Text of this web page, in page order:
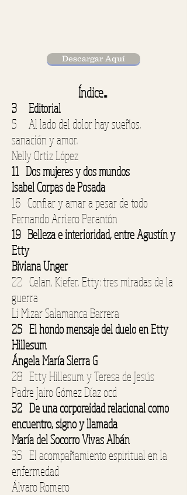
Descargar Aquí
Índice...
3 Editorial
5 Al lado del dolor hay sueños,
sanación y amor.
Nelly Ortiz López
11 Dos mujeres y dos mundos
Isabel Corpas de Posada
16 Confiar y amar a pesar de todo
Fernando Arriero Perantón
19 Belleza e interioridad, entre Agustín y
Etty
Biviana Unger
22 Celan, Kiefer, Etty: tres miradas de la
guerra
Li Mizar Salamanca Barrera
25 El hondo mensaje del duelo en Etty
Hillesum
Ángela María Sierra G
28 Etty Hillesum y Teresa de Jesús
Padre Jairo Gómez Díaz ocd
32 De una corporeidad relacional como
encuentro, signo y llamada
María del Socorro Vivas Albán
35 El acompañamiento espiritual en la
enfermedad
Álvaro Romero